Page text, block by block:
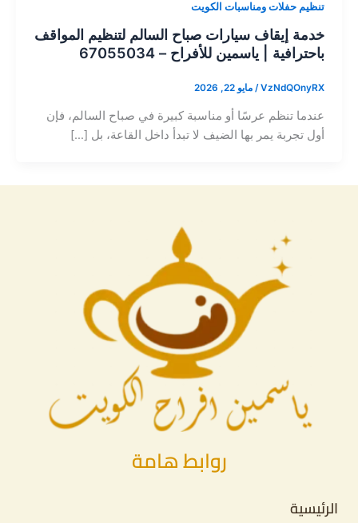
تنظيم حفلات ومناسبات الكويت
خدمة إيقاف سيارات صباح السالم لتنظيم المواقف
باحترافية | ياسمين للأفراح – 67055034
VzNdQOnyRX
/ مايو 22, 2026
عندما تنظم عرسًا أو مناسبة كبيرة في صباح السالم، فإن
أول تجربة يمر بها الضيف لا تبدأ داخل القاعة، بل […]
روابط هامة
الرئيسية